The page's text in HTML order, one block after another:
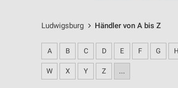
Ludwigsburg Händler von A bis Z
A B C D E F G H
W X Y Z ...